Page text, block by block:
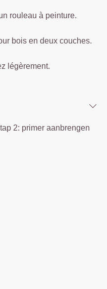
rouleau à peinture.
bois en deux couches.
légèrement.